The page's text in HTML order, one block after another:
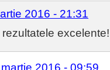
2016 - 21:31
excelente!
2016 - 09:59